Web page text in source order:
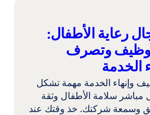
رعاية الأطفال:
وتصرف
الخدمة
وإنهاء الخدمة مهمة تشكل
سلامة الأطفال وثقة
وسمعة شركتك. خذ وقتك عند